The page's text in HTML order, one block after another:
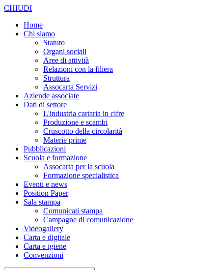
CHIUDI
Home
Chi siamo
Statuto
Organi sociali
Aree di attività
Relazioni con la filiera
Struttura
Assocarta Servizi
Aziende associate
Dati di settore
L'industria cartaria in cifre
Produzione e scambi
Cruscotto della circolarità
Materie prime
Pubblicazioni
Scuola e formazione
Assocarta per la scuola
Formazione specialistica
Eventi e news
Position Paper
Sala stampa
Comunicati stampa
Campagne di comunicazione
Videogallery
Carta e digitale
Carta e igiene
Convenzioni